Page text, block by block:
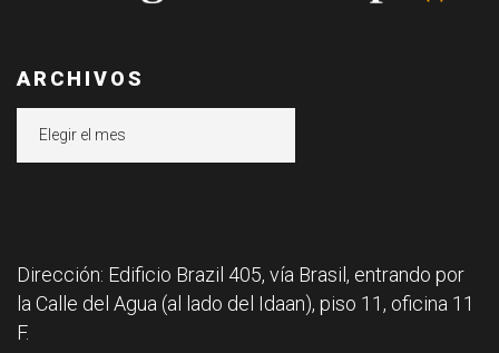
ARCHIVOS
Dirección: Edificio Brazil 405, vía Brasil, entrando por
la Calle del Agua (al lado del Idaan), piso 11, oficina 11
F.